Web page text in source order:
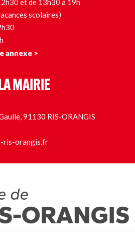
et de 13h30 à 19h
scolaires)
annexe >
MAIRIE
91130 RIS-ORANGIS
ris-orangis.fr